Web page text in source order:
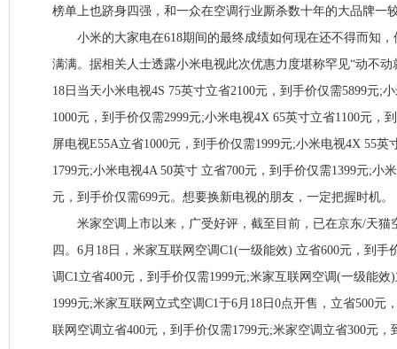
榜单上也跻身四强，和一众在空调行业厮杀数十年的大品牌一
小米的大家电在618期间的最终成绩如何现在还不得而知，
满满。据相关人士透露小米电视此次优惠力度堪称罕见“动不动
18日当天小米电视4S 75英寸立省2100元，到手价仅需5899元;
1000元，到手价仅需2999元;小米电视4X 65英寸立省1100元，
屏电视E55A立省1000元，到手价仅需1999元;小米电视4X 55英
1799元;小米电视4A 50英寸 立省700元，到手价仅需1399元;小
元，到手价仅需699元。想要换新电视的朋友，一定把握时机。
米家空调上市以来，广受好评，截至目前，已在京东/天猫
四。6月18日，米家互联网空调C1(一级能效) 立省600元，到手
调C1立省400元，到手价仅需1999元;米家互联网空调(一级能效
1999元;米家互联网立式空调C1于6月18日0点开售，立省500元
联网空调立省400元，到手价仅需1799元;米家空调立省300元，